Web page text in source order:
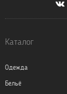
Каталог
Одежда
Бельё